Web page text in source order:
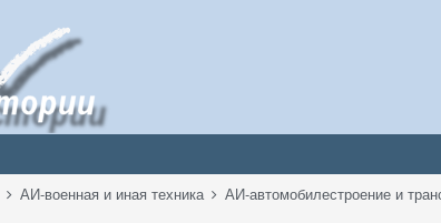
АИ-военная и иная техника
АИ-автомобилестроение и